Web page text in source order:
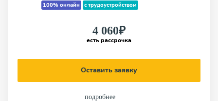
100% онлайн с трудоустройством
4 060₽
есть рассрочка
Оставить заявку
подробнее